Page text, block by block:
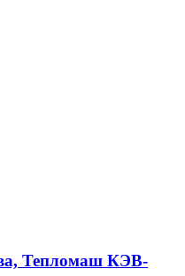
Тепломаш КЭВ-